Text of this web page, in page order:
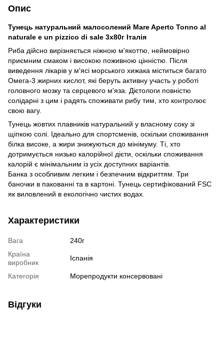
Опис
Тунець натуральний малосолений Mare Aperto Tonno al
naturale e un pizzico di sale 3х80г Італія
Риба дійсно вирізняється ніжною м'якоттю, неймовірно
приємним смаком і високою поживною цінністю. Після
виведення лікарів у м'ясі морського хижака міститься багато
Омега-3 жирних кислот, які беруть активну участь у роботі
головного мозку та серцевого м'яза. Дієтологи повністю
солідарні з цим і радять споживати рибу тим, хто контролює
свою вагу.
Тунець жовтих плавників натуральний у власному соку зі
щіпкою солі. Ідеально для спортсменів, оскільки споживання
білка високе, а жири знижуються до мінімуму. Ті, хто
дотримується низько калорійної дієти, оскільки споживання
калорій є мінімальним із усіх доступних варіантів.
Банка з особливим легким і безпечним відкриттям. Три
баночки в пакованні та в картоні. Тунець сертифікований FSC
як виловлений в екологічно чистих водах.
Характеристики
Вага
240г
Країна
виробник
Іспанія
Категорія Морепродукти консервовані
Відгуки